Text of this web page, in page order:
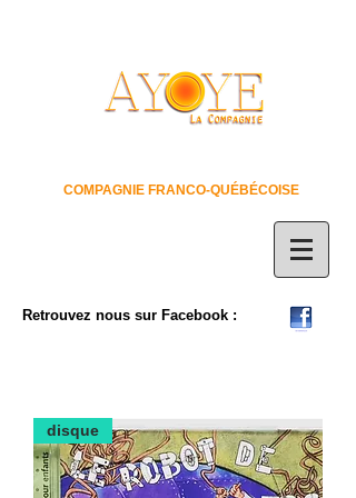
COMPAGNIE FRANCO-QUÉBÉCOISE
Retrouvez nous sur Facebook :
disque